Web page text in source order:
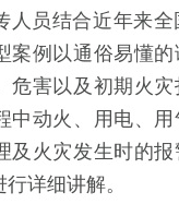
人员结合近年来
案例以通俗易懂
危害以及初期火灾
中动火、用电、
及火灾发生时的
详细讲解。